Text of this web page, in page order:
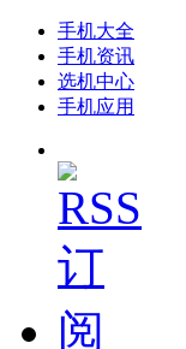
手机大全
手机资讯
选机中心
手机应用